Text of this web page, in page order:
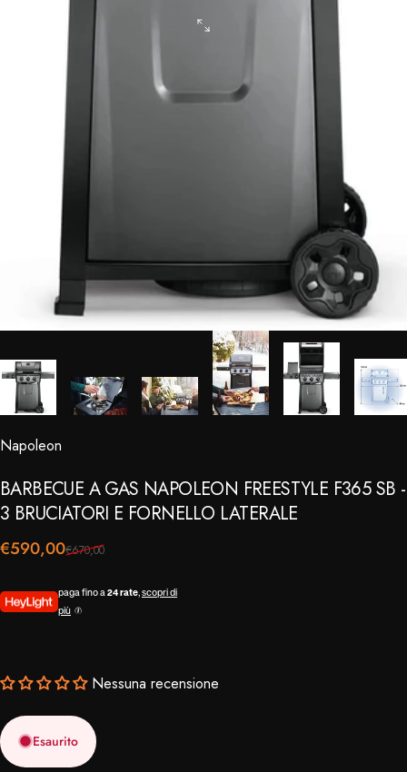
Napoleon
BARBECUE A GAS NAPOLEON FREESTYLE F365SB -
3 BRUCIATORI E FORNELLO LATERALE
Prezzo scontato
€590,00
Prezzo di listino
€670,00
paga fino a 24 rate, scopri di
più
Nessuna recensione
Esaurito